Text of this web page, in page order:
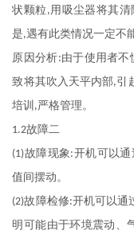
状颗粒,用吸尘器将其清
是,遇有此类情况一定不能用
原因分析:由于使用者不
致将其吹入天平内部,引
培训 ,严格管理。
1.2故障二
(1)故障现象:开机可以通
值间摆动。
(2)故障检修:开机可以通
明可能由于环境震动